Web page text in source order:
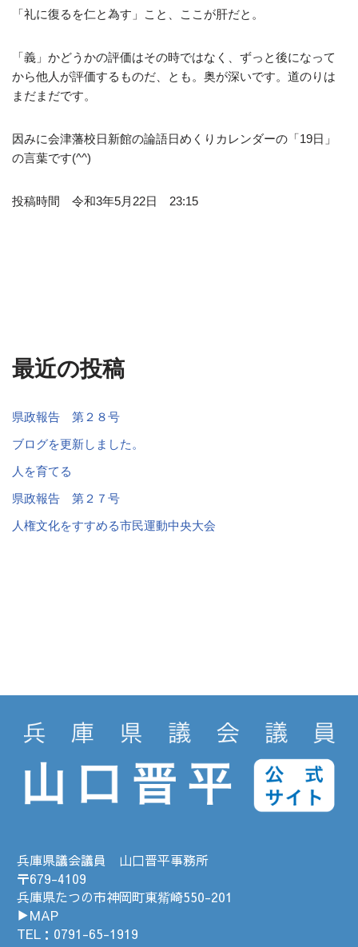
「礼に復るを仁と為す」こと、ここが肝だと。
「義」かどうかの評価はその時ではなく、ずっと後になって
から他人が評価するものだ、とも。奥が深いです。道のりは
まだまだです。
因みに会津藩校日新館の論語日めくりカレンダーの「19日」
の言葉です(^^)
投稿時間 令和3年5月22日 23:15
最近の投稿
県政報告 第２８号
ブログを更新しました。
人を育てる
県政報告 第２７号
人権文化をすすめる市民運動中央大会
兵庫県議会議員 山口晋平事務所
〒679-4109
兵庫県たつの市神岡町東觜崎550-201
▶MAP
TEL： 0791-65-1919